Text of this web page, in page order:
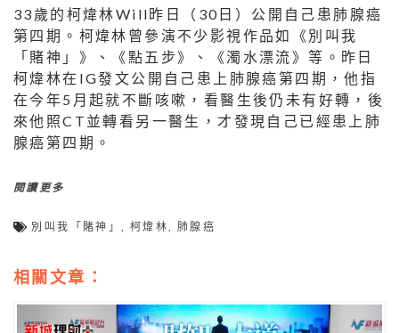
33歲的柯煒林Will昨日（30日）公開自己患肺腺癌
第四期。柯煒林曾參演不少影視作品如《別叫我
「賭神」》、《點五步》、《濁水漂流》等。昨日
柯煒林在IG發文公開自己患上肺腺癌第四期，他指
在今年5月起就不斷咳嗽，看醫生後仍未有好轉，後
來他照CT並轉看另一醫生，才發現自己已經患上肺
腺癌第四期。
閱讀更多
別叫我「賭神」 ,柯煒林 ,肺腺癌
相關文章：